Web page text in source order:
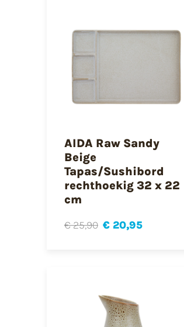
AIDA Raw Sandy
Beige
Tapas/Sushibord
rechthoekig 32 x 22
cm
€ 25,90 € 20,95